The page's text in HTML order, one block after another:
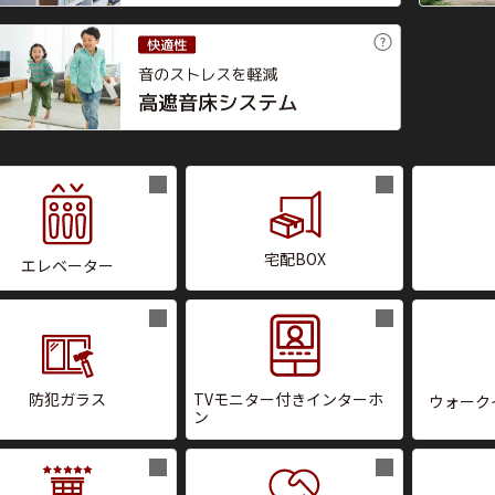
エレベーター 宅配BOX
防犯ガラス
TVモニター付きインターホ
ン
ウォー